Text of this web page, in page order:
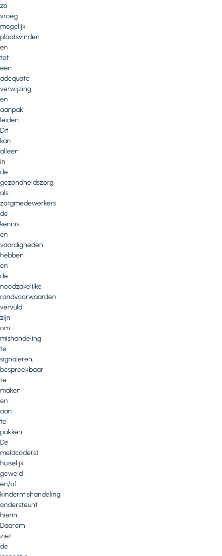
zo
vroeg
mogelijk
plaatsvinden
en
tot
een
adequate
verwijzing
en
aanpak
leiden.
Dit
kan
alleen
in
de
gezondheidszorg
als
zorgmedewerkers
de
kennis
en
vaardigheden
hebben
en
de
noodzakelijke
randvoorwaarden
vervuld
zijn
om
mishandeling
te
signaleren,
bespreekbaar
te
maken
en
aan
te
pakken.
De
meldcode(s)
huiselijk
geweld
en/of
kindermishandeling
ondersteunt
hierin.
Daarom
ziet
de